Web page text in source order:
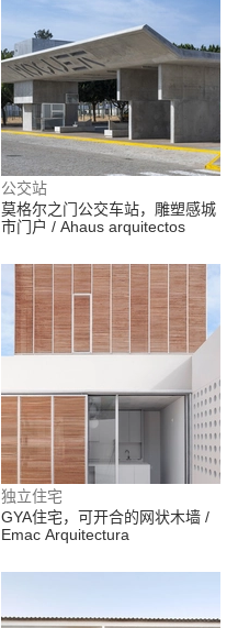
公交站
莫格尔之门公交车站，雕塑感城
市门户 / Ahaus arquitectos
独立住宅
GYA住宅，可开合的网状木墙 /
Emac Arquitectura